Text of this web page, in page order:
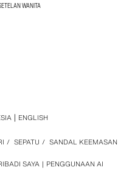
WANITA
SAYA PENGGUNAAN AI
/ SEPATU / SANDAL KEEMASAN
ENGLISH